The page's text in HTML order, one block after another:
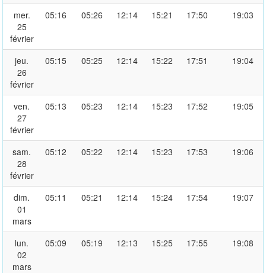
mer.
25
février
05:16 05:26 12:14 15:21 17:50 19:03
jeu.
26
février
05:15 05:25 12:14 15:22 17:51 19:04
ven.
27
février
05:13 05:23 12:14 15:23 17:52 19:05
sam.
28
février
05:12 05:22 12:14 15:23 17:53 19:06
dim.
01
mars
05:11 05:21 12:14 15:24 17:54 19:07
lun.
02
mars
05:09 05:19 12:13 15:25 17:55 19:08